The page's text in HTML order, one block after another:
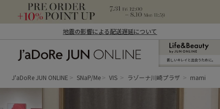
地震の影響による配送遅延について
ン オンライン）
新しいキレイと出合うために。
J'aDoRe JUN ONLINE SNaP/Me VIS ラゾーナ川崎プラザ mami